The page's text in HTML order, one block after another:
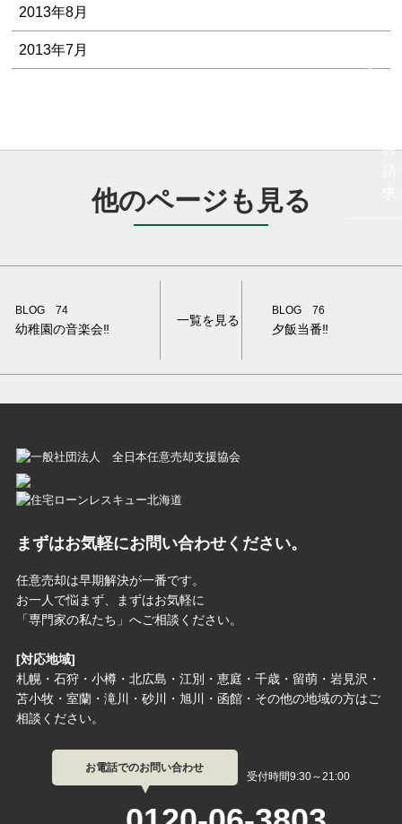
ル
料
2013年8月
2013年7月
他のページも見る
BLOG 74
幼稚園の音楽会‼
一覧を見る
BLOG 76
夕飯当番‼
まずはお気軽にお問い合わせください。
任意売却は早期解決が一番です。
お一人で悩まず、まずはお気軽に
「専門家の私たち」へご相談ください。
[対応地域]
札幌・石狩・小樽・北広島・江別・恵庭・千歳・留萌・岩見沢・
苫小牧・室蘭・滝川・砂川・旭川・函館・その他の地域の方はご
相談ください。
お電話でのお問い合わせ
受付時間9:30～21:00